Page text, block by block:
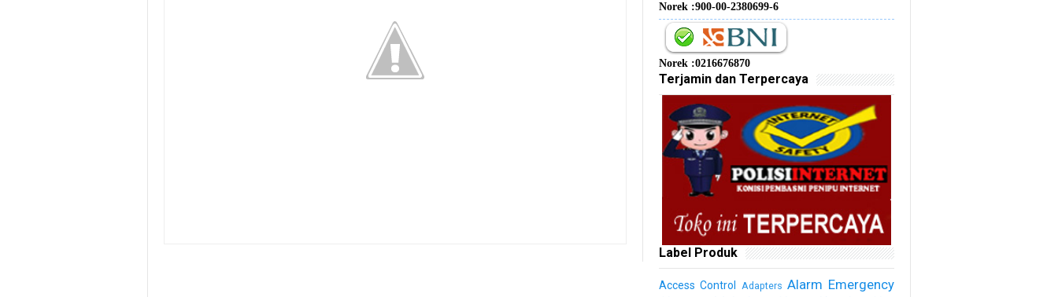
Norek :900-00-2380699-6
Norek :0216676870
Terjamin dan Terpercaya
Label Produk
Access Control Adapters Alarm Emergency